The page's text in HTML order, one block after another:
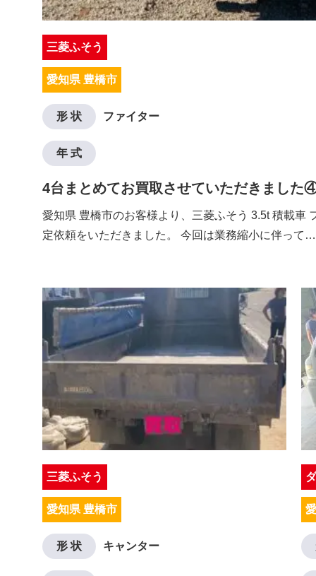
三菱ふそう
愛知県 豊橋市
形 状 ファイター
年 式
4台まとめてお買取させていただきました
愛知県 豊橋市のお客様より、三菱ふそう 3.5t 積載車
定依頼をいただきました。 今回は業務縮小に伴って…
三菱ふそう
愛知県 豊橋市
形 状 キャンター